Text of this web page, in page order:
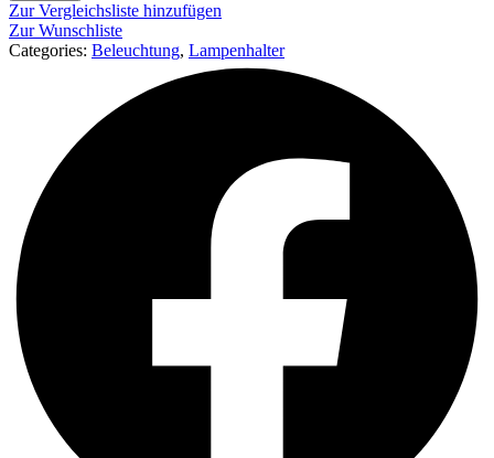
Zur Vergleichsliste hinzufügen
Zur Wunschliste
Categories: Beleuchtung, Lampenhalter